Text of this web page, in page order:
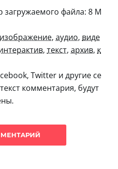
файла: 8 М
изображение, аудио, виде
, текст, архив, к
Twitter и другие се
комментария, будут